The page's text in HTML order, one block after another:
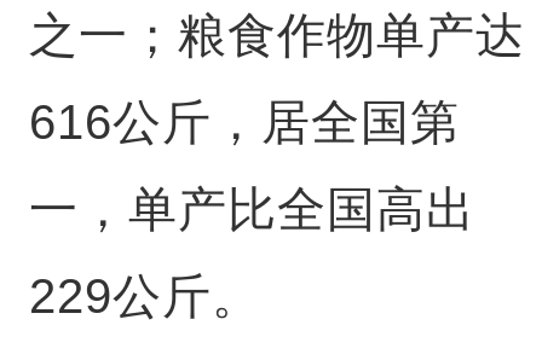
之一；粮食作物单产达
616公斤，居全国第
一，单产比全国高出
229公斤。